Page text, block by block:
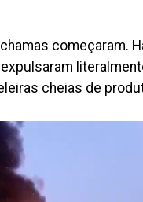
começaram.
cheias de